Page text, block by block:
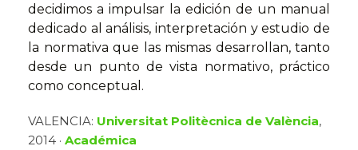
decidimos a impulsar la edición de un manual
dedicado al análisis, interpretación y estudio de
la normativa que las mismas desarrollan, tanto
desde un punto de vista normativo, práctico
como conceptual.
VALENCIA: Universitat Politècnica de València,
2014 · Académica